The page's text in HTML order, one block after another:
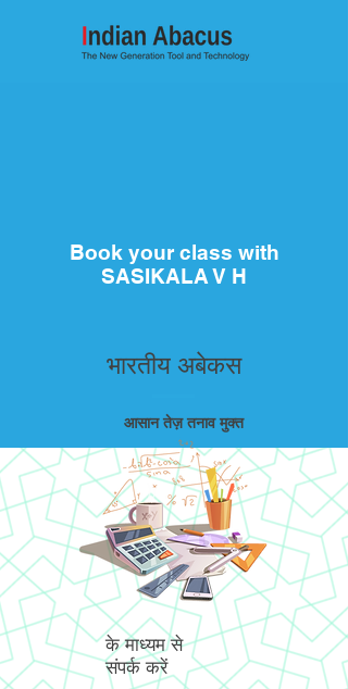
Book your class with
SASIKALA V H
भारतीय अबेकस
आसान तेज़ तनाव मुक्त
के माध्यम से
संपर्क करें